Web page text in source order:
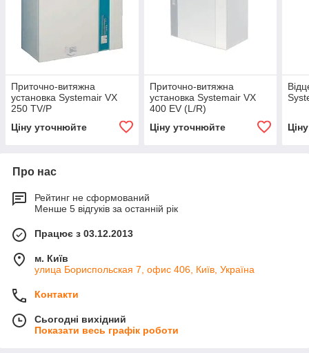
Приточно-витяжна
установка Systemair VX
250 TV/P
Ціну уточнюйте
Приточно-витяжна
установка Systemair VX
400 EV (L/R)
Ціну уточнюйте
Про нас
Рейтинг не сформований
Менше 5 відгуків за останній рік
Працює з 03.12.2013
м. Київ
улица Бориспольская 7, офис 406, Київ, Україна
Контакти
Сьогодні вихідний
Показати весь графік роботи